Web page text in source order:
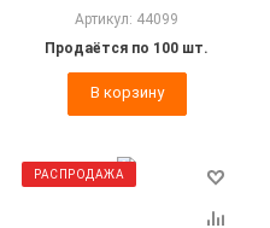
Артикул: 44099
Продаётся по 100 шт.
В корзину
РАСПРОДАЖА